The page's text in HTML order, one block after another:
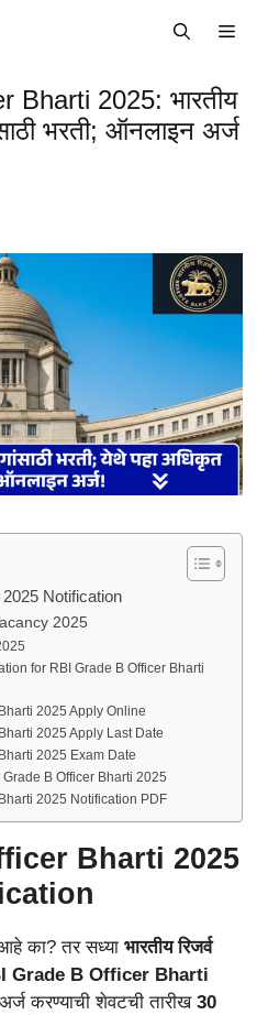
Bharti 2025: भारतीय
भरती; ऑनलाइन अर्ज
Notification
2025
for RBI Grade B Officer Bharti
2025 Apply Online
2025 Apply Last Date
2025 Exam Date
B Officer Bharti 2025
2025 Notification PDF
Bharti 2025
का? तर सध्या भारतीय रिजर्व
Grade B Officer Bharti
करण्याची शेवटची तारीख 30